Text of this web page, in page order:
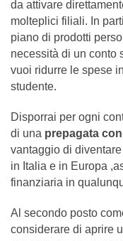
da attivare
molteplici filiali. In
piano di prodotti
necessità di un conto
vuoi ridurre le spese
studente.
Disporrai per ogni
di una prepagata
vantaggio di
in Italia e in Europa
finanziaria in
Al secondo posto
considerare di aprire